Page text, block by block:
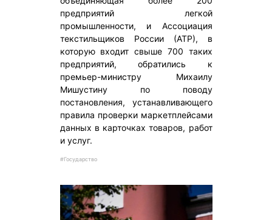
предприятий легкой
промышленности, и Ассоциация
текстильщиков России (АТР), в
которую входит свыше 700 таких
предприятий, обратились к
премьер-министру Михаилу
Мишустину по поводу
постановления, устанавливающего
правила проверки маркетплейсами
данных в карточках товаров, работ
и услуг.
#Государство